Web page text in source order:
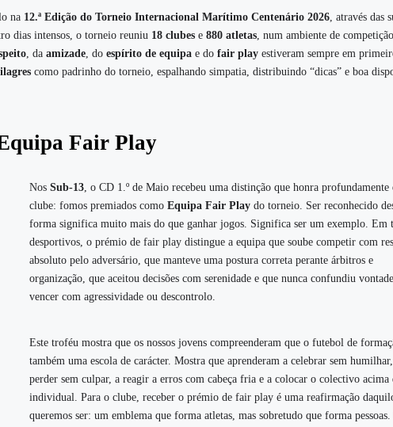
na 12.ª Edição do Torneio Internacional Marítimo Centenário 2026, através das
dias intensos, o torneio reuniu 18 clubese 880 atletas, num ambiente de competição
, da amizade, do espírito de equipae do fair playestiveram sempre em
como padrinho do torneio, espalhando simpatia, distribuindo “dicas” e boa
Fair Play
Nos Sub-13, o CD 1.º de Maio recebeu uma distinção que honra profundamente
clube: fomos premiados como Equipa Fair Playdo torneio. Ser reconhecido
forma significa muito mais do que ganhar jogos. Significa ser um exemplo. Em
desportivos, o prémio de fair play distingue a equipa que soube competir com
absoluto pelo adversário, que manteve uma postura correta perante árbitros e
organização, que aceitou decisões com serenidade e que nunca confundiu
vencer com agressividade ou descontrolo.
Este troféu mostra que os nossos jovens compreenderam que o futebol de
também uma escola de carácter. Mostra que aprenderam a celebrar sem
perder sem culpar, a reagir a erros com cabeça fria e a colocar o colectivo acima
individual. Para o clube, receber o prémio de fair play é uma reafirmação
queremos ser: um emblema que forma atletas, mas sobretudo que forma pessoas.